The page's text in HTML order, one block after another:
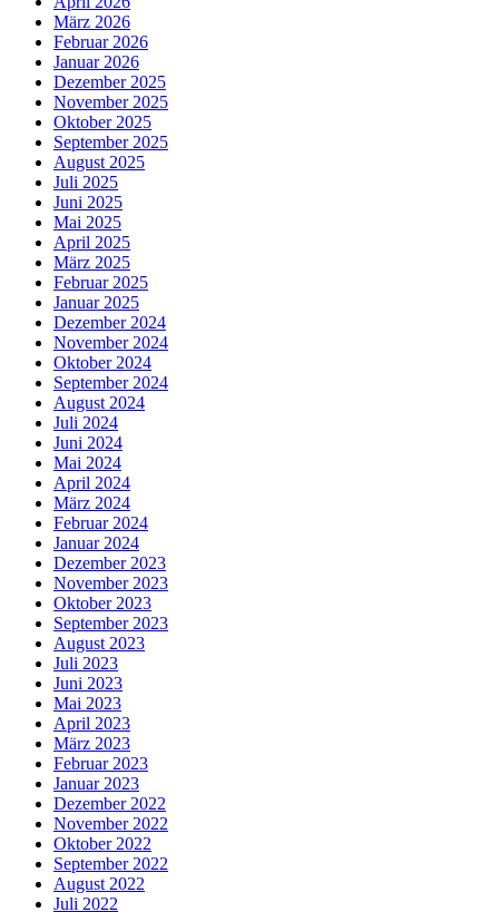
März 2026
Februar 2026
Januar 2026
Dezember 2025
November 2025
Oktober 2025
September 2025
August 2025
Juli 2025
Juni 2025
Mai 2025
April 2025
März 2025
Februar 2025
Januar 2025
Dezember 2024
November 2024
Oktober 2024
September 2024
August 2024
Juli 2024
Juni 2024
Mai 2024
April 2024
März 2024
Februar 2024
Januar 2024
Dezember 2023
November 2023
Oktober 2023
September 2023
August 2023
Juli 2023
Juni 2023
Mai 2023
April 2023
März 2023
Februar 2023
Januar 2023
Dezember 2022
November 2022
Oktober 2022
September 2022
August 2022
Juli 2022